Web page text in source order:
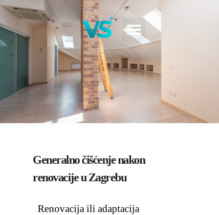
Generalno čišćenje nakon
renovacije u Zagrebu
Renovacija ili adaptacija